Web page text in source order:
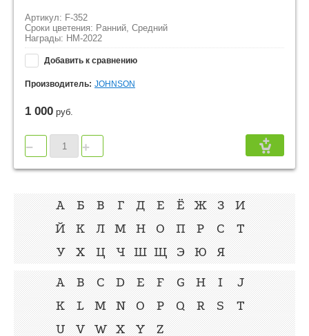
Артикул: F-352
Сроки цветения: Ранний, Средний
Награды: HM-2022
Добавить к сравнению
Производитель: JOHNSON
1 000 руб.
− +
А Б В Г Д Е Ё Ж З
И
Й
К Л М Н О П Р С
Т
У
Х Ц Ч Ш Щ Э Ю Я
A B C D E F G H I
J
K
L M N O P Q R S
T
U
V W X Y Z